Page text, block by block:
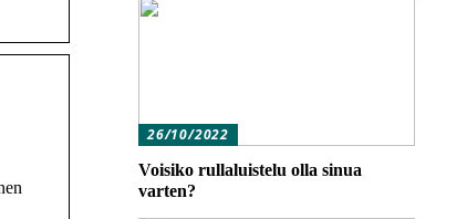
26/10/2022
Voisiko rullaluistelu olla sinua
varten?